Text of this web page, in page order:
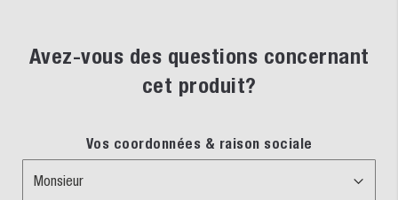
Avez-vous des questions concernant
cet produit?
Vos coordonnées & raison sociale